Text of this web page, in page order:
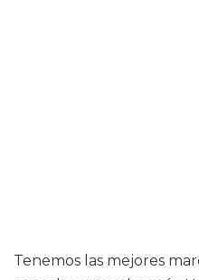
Tenemos las mejores